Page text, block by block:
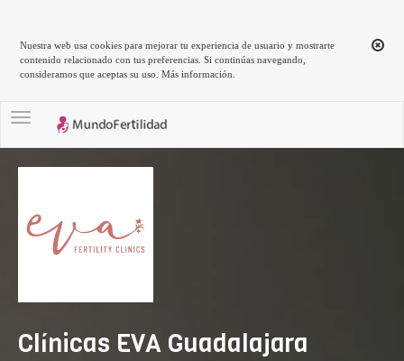
Nuestra web usa cookies para mejorar tu experiencia de usuario y mostrarte
contenido relacionado con tus preferencias. Si continúas navegando,
consideramos que aceptas su uso.Más información
Toggle navigation
Clínicas EVA Guadalajara